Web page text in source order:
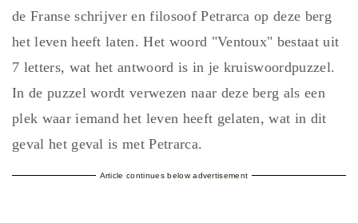
de Franse schrijver en filosoof Petrarca op deze berg
het leven heeft laten. Het woord "Ventoux" bestaat uit
7 letters, wat het antwoord is in je kruiswoordpuzzel.
In de puzzel wordt verwezen naar deze berg als een
plek waar iemand het leven heeft gelaten, wat in dit
geval het geval is met Petrarca.
Article continues below advertisement